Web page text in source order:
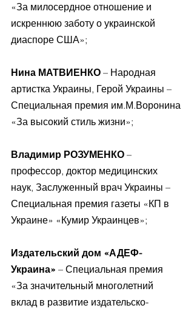
«За милосердное отношение и
искреннюю заботу о украинской
диаспоре США»;
Нина МАТВИЕНКО – Народная
артистка Украины, Герой Украины –
Специальная премия им.М.Воронина
«За высокий стиль жизни»;
Владимир РОЗУМЕНКО –
профессор, доктор медицинских
наук, Заслуженный врач Украины –
Специальная премия газеты «КП в
Украине» «Кумир Украинцев»;
Издательский дом «АДЕФ-
Украина» – Специальная премия
«За значительный многолетний
вклад в развитие издательско-